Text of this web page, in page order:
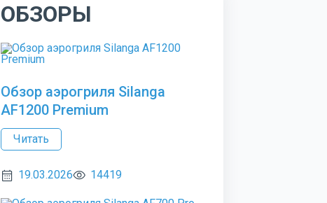
ОБЗОРЫ
Обзор аэрогриля Silanga
AF1200 Premium
Читать
19.03.2026 14419